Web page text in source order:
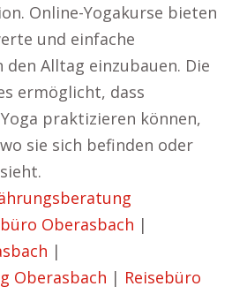
Online-Yogakurse bieten
und einfache
den Alltag einzubauen. Die
ermöglicht, dass
praktizieren können,
sie sich befinden oder
Oberasbach |
|
Oberasbach | Reisebüro